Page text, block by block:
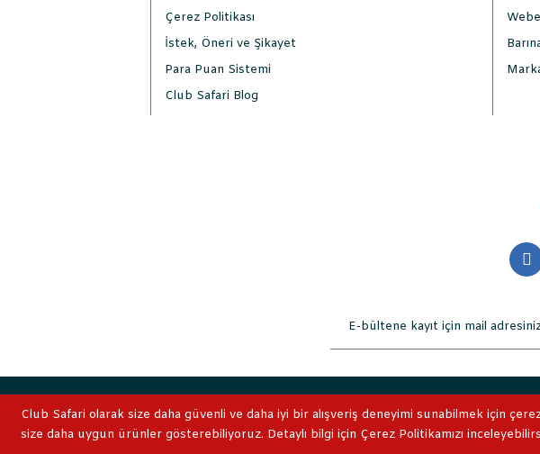
Club Safari olarak size daha güvenli ve daha iyi bir alışveriş deneyimi sunabilmek için
size daha uygun ürünler gösterebiliyoruz. Detaylı bilgi için Çerez Politikamızı
Çerez Politikası
İstek, Öneri ve Şikayet
Para Puan Sistemi
Club Safari Blog